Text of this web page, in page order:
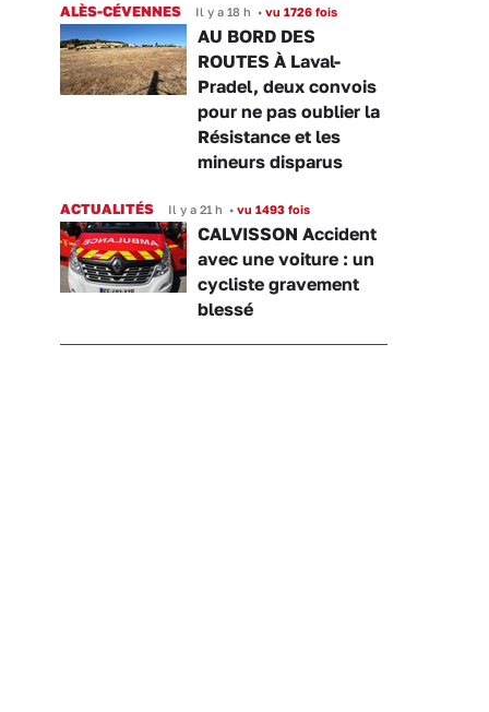
ALÈS-CÉVENNES Il y a 18 h • vu 1726 fois
AU BORD DES
ROUTES À Laval-
Pradel, deux convois
pour ne pas oublier la
Résistance et les
mineurs disparus
ACTUALITÉS Il y a 21 h • vu 1493 fois
CALVISSON Accident
avec une voiture : un
cycliste gravement
blessé